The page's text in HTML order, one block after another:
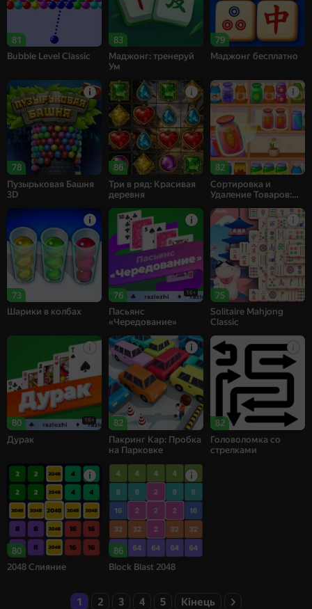
81
Bubble Level Classic
83
Маджонг: тренеруй
Ум
79
Маджонг бесплатно
78
Пузырьковая Башня
3D
86
Три в ряд: Красивая
деревня
82
Сортировка и
Удаление Товаров:
73
Шарики в колбах
76 16+
Пасьянс
«Чередование»
75
Solitaire Mahjong
Classic
80 16+
Дурак
82
Пакринг Кар: Пробка
на Парковке
82
Головоломка со
стрелками
80
2048 Слияние
86
Block Blast 2048
1 2 3 4 5 Кінець